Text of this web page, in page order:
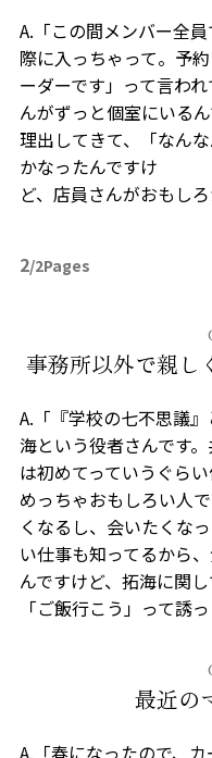
A.「この間メンバー全
際に入っちゃって。予
ーダーです」って言わ
んがずっと個室にいる
理出してきて、「なん
かなったんですけ
ど、店員さんがおもし
2/2Pages
事務所以外で親し
A.「『学校の七不思議
海という役者さんです
は初めてっていうぐら
めっちゃおもしろい人
くなるし、会いたくな
い仕事も知ってるから
んですけど、拓海に関
「ご飯行こう」って誘
最近の